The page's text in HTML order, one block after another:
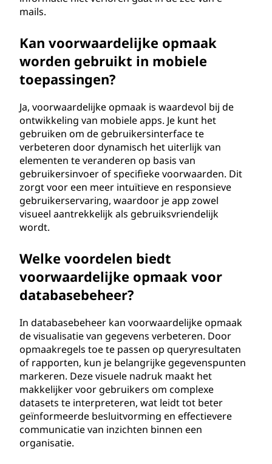
mails.
Kan voorwaardelijke opmaak
worden gebruikt in mobiele
toepassingen?
Ja, voorwaardelijke opmaak is waardevol bij de
ontwikkeling van mobiele apps. Je kunt het
gebruiken om de gebruikersinterface te
verbeteren door dynamisch het uiterlijk van
elementen te veranderen op basis van
gebruikersinvoer of specifieke voorwaarden. Dit
zorgt voor een meer intuïtieve en responsieve
gebruikerservaring, waardoor je app zowel
visueel aantrekkelijk als gebruiksvriendelijk
wordt.
Welke voordelen biedt
voorwaardelijke opmaak voor
databasebeheer?
In databasebeheer kan voorwaardelijke opmaak
de visualisatie van gegevens verbeteren. Door
opmaakregels toe te passen op queryresultaten
of rapporten, kun je belangrijke gegevenspunten
markeren. Deze visuele nadruk maakt het
makkelijker voor gebruikers om complexe
datasets te interpreteren, wat leidt tot beter
geïnformeerde besluitvorming en effectievere
communicatie van inzichten binnen een
organisatie.